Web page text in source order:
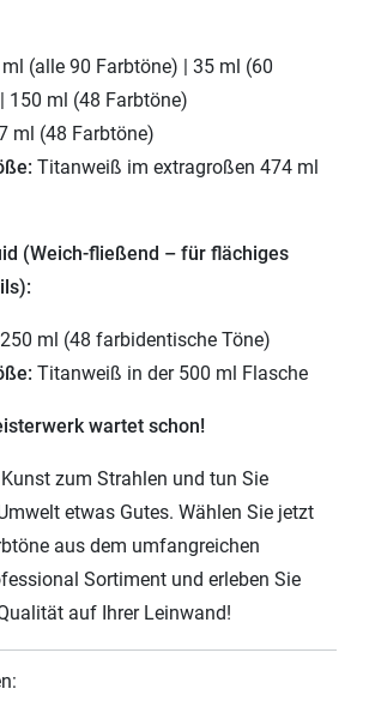
(alle 90 Farbtöne) | 35 ml (60
150 ml (48 Farbtöne)
ml (48 Farbtöne)
Titanweiß im extragroßen 474 ml
(Weich-fließend – für flächiges
250 ml (48 farbidentische Töne)
Titanweiß in der 500 ml Flasche
wartet schon!
zum Strahlen und tun Sie
etwas Gutes. Wählen Sie jetzt
aus dem umfangreichen
Sortiment und erleben Sie
auf Ihrer Leinwand!